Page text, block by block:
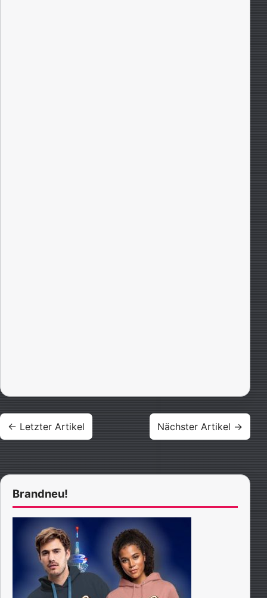
Beitragsnavigation
← Letzter Artikel Nächster Artikel →
Brandneu!